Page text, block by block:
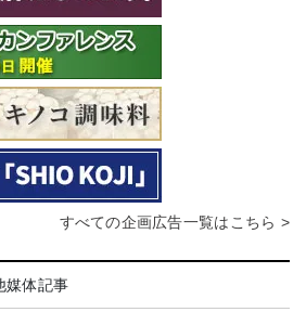
すべての企画広告一覧はこちら >
媒体記事